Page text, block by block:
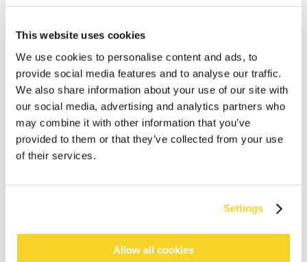
This website uses cookies
We use cookies to personalise content and ads, to
provide social media features and to analyse our traffic.
We also share information about your use of our site with
our social media, advertising and analytics partners who
may combine it with other information that you’ve
provided to them or that they’ve collected from your use
of their services.
Settings
Allow all cookies
Bestellingen die op werkdagen vóór 12:00 uur